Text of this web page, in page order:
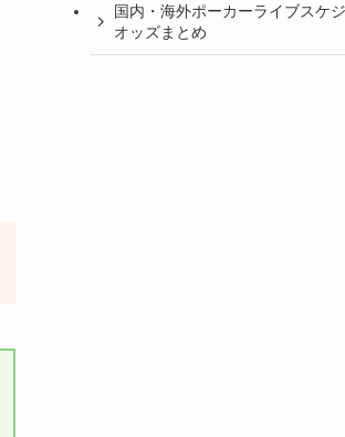
国内・海外ポーカーライブスケ
オッズまとめ